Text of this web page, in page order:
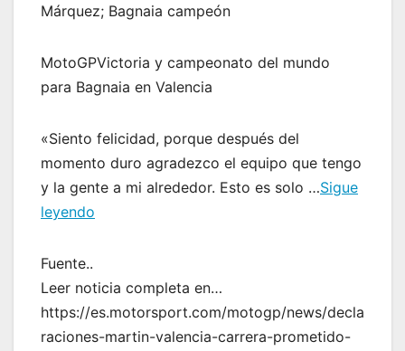
Márquez; Bagnaia campeón
MotoGPVictoria y campeonato del mundo
para Bagnaia en Valencia
«Siento felicidad, porque después del
momento duro agradezco el equipo que tengo
y la gente a mi alrededor. Esto es solo …Sigue
leyendo
Fuente..
Leer noticia completa en…
https://es.motorsport.com/motogp/news/decla
raciones-martin-valencia-carrera-prometido-